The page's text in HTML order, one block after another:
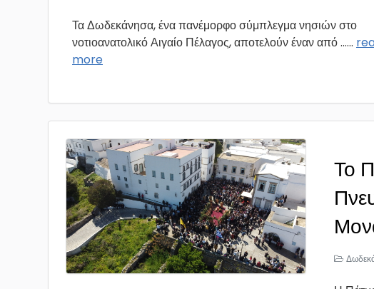
Τα Δωδεκάνησα, ένα πανέμορφο σύμπλεγμα νησιών στο
νοτιοανατολικό Αιγαίο Πέλαγος, αποτελούν έναν από ......
more
Το